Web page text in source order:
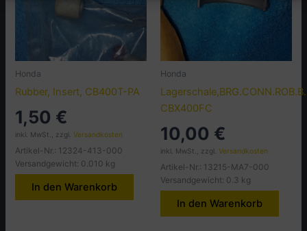
Honda
Rubber, Insert, CB400T-PA
1,50 €
inkl. MwSt., zzgl.Versandkosten
Artikel-Nr.: 12324-413-000
Versandgewicht: 0.010 kg
In den Warenkorb
Honda
CBX400FC
10,00 €
inkl. MwSt., zzgl. Versandkosten
Artikel-Nr.: 13215-MA7-000
Versandgewicht: 0.3 kg
In den Warenkorb